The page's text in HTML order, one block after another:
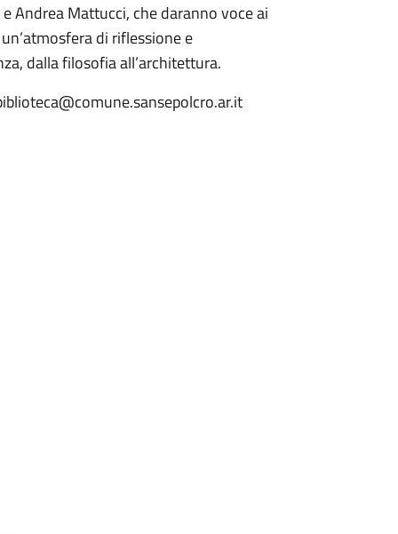
Andrea Mattucci, che daranno voce ai
di riflessione e
dalla filosofia all’architettura.